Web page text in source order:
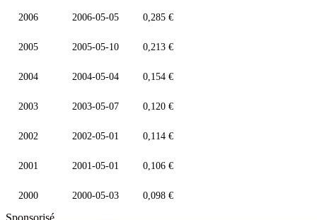
2006 2006-05-05 0,285 €
2005 2005-05-10 0,213 €
2004 2004-05-04 0,154 €
2003 2003-05-07 0,120 €
2002 2002-05-01 0,114 €
2001 2001-05-01 0,106 €
2000 2000-05-03 0,098 €
Sponsorisé